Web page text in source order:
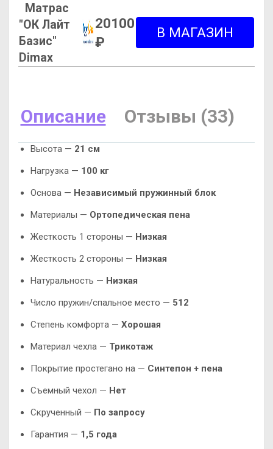
Матрас
"ОК Лайт
Базис"
Dimax
20100
₽
Описание Отзывы (33)
Высота — 21 см
Нагрузка — 100 кг
Основа — Независимый пружинный блок
Материалы — Ортопедическая пена
Жесткость 1 стороны — Низкая
Жесткость 2 стороны — Низкая
Натуральность — Низкая
Число пружин/спальное место — 512
Степень комфорта — Хорошая
Материал чехла — Трикотаж
Покрытие простегано на — Синтепон + пена
Съемный чехол — Нет
Скрученный — По запросу
Гарантия — 1,5 года